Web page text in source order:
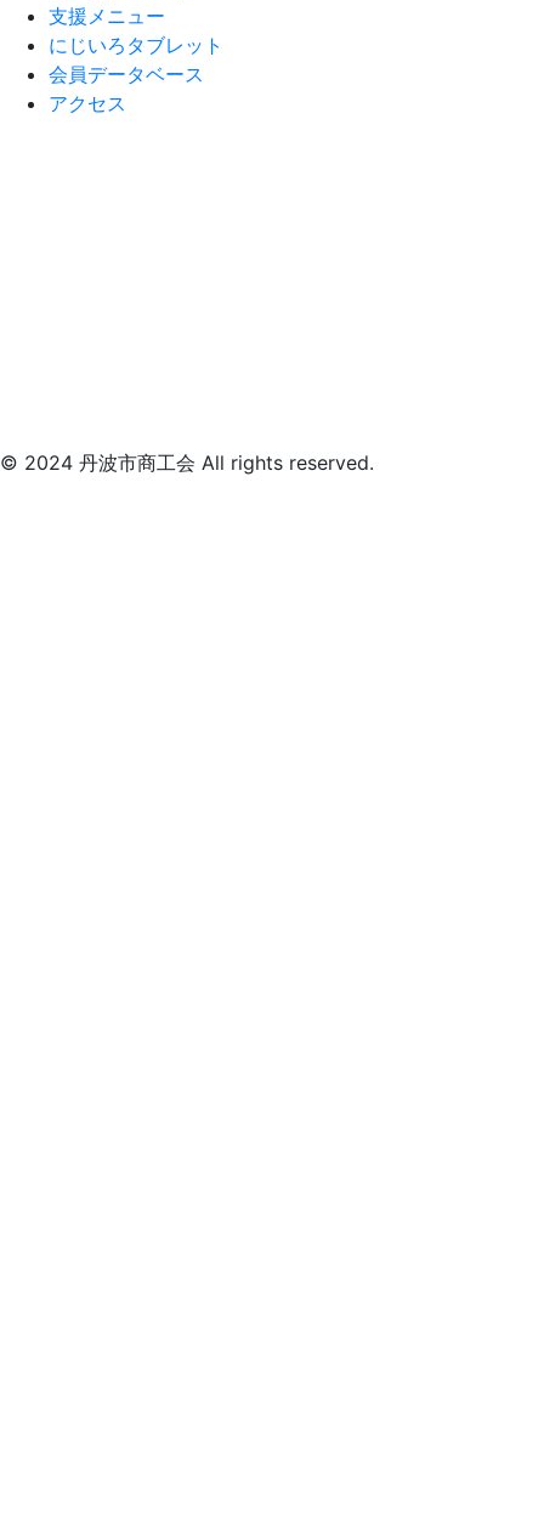
支援メニュー
にじいろタブレット
会員データベース
アクセス
© 2024 丹波市商工会 All rights reserved.